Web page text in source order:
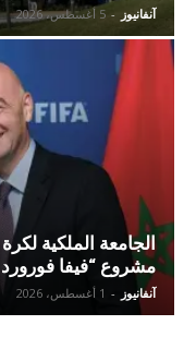
آنفانيوز - 5 أغسطس، 2026
الجامعة الملكية
مشروع “فيفا فورورد
آنفانيوز - 1 أغسطس، 2026